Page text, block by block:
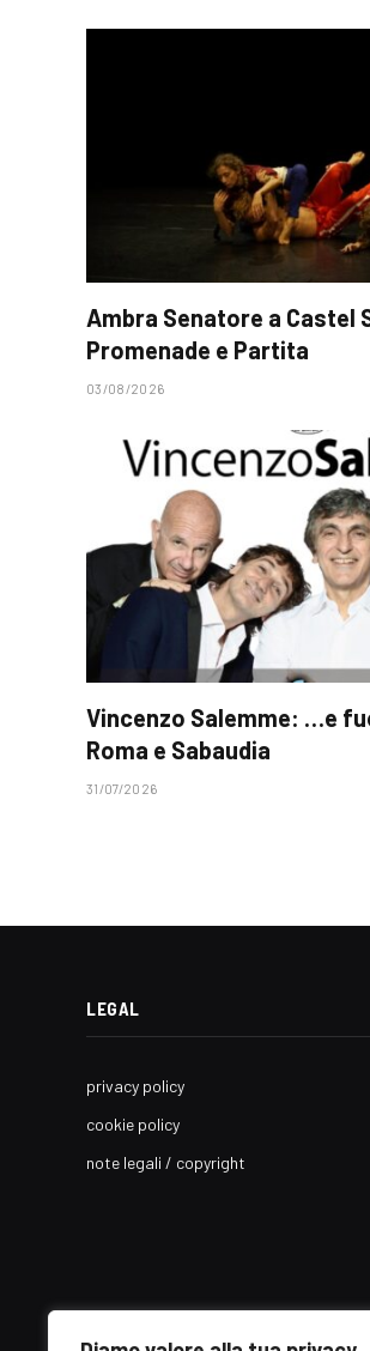
Ambra Senatore a Castel
Promenade e Partita
03/08/2026
Vincenzo Salemme: …e
Roma e Sabaudia
31/07/2026
LEGAL
privacy policy
cookie policy
note legali / copyright